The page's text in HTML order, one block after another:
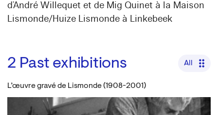
d’André Willequet et de Mig Quinet à la Maison
Lismonde/Huize Lismonde à Linkebeek
2 Past exhibitions All
L’œuvre gravé de Lismonde (1908-2001)